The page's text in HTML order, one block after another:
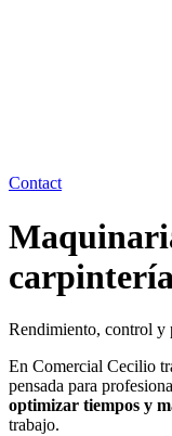
Contact
Rendimiento, control y
En Comercial Cecilio
pensada para
optimizar tiempos y
trabajo.